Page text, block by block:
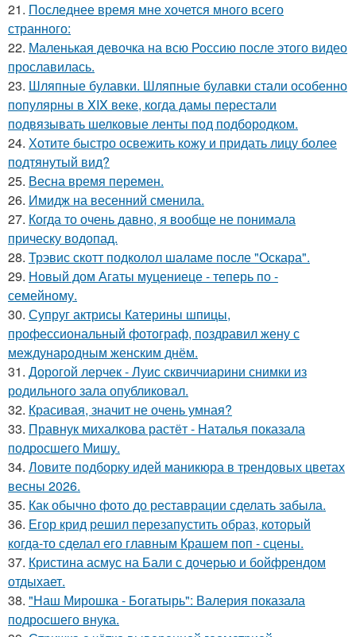
21. Последнее время мне хочется много всего
странного:
22. Маленькая девочка на всю Россию после этого видео
прославилась.
23. Шляпные булавки. Шляпные булавки стали особенно
популярны в XIX веке, когда дамы перестали
подвязывать шелковые ленты под подбородком.
24. Хотите быстро освежить кожу и придать лицу более
подтянутый вид?
25. Весна время перемен.
26. Имидж на весенний сменила.
27. Когда то очень давно, я вообще не понимала
прическу водопад.
28. Трэвис скотт подколол шаламе после "Оскара".
29. Новый дом Агаты муцениеце - теперь по -
семейному.
30. Супруг актрисы Катерины шпицы,
профессиональный фотограф, поздравил жену с
международным женским днём.
31. Дорогой лерчек - Луис сквиччиарини снимки из
родильного зала опубликовал.
32. Красивая, значит не очень умная?
33. Правнук михалкова растёт - Наталья показала
подросшего Мишу.
34. Ловите подборку идей маникюра в трендовых цветах
весны 2026.
35. Как обычно фото до реставрации сделать забыла.
36. Егор крид решил перезапустить образ, который
когда-то сделал его главным Крашем поп - сцены.
37. Кристина асмус на Бали с дочерью и бойфрендом
отдыхает.
38. "Наш Мирошка - Богатырь": Валерия показала
подросшего внука.